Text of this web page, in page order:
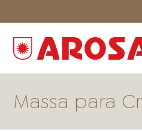
Massa para